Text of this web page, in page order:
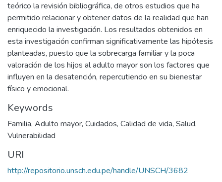
teórico la revisión bibliográfica, de otros estudios que ha
permitido relacionar y obtener datos de la realidad que han
enriquecido la investigación. Los resultados obtenidos en
esta investigación confirman significativamente las hipótesis
planteadas, puesto que la sobrecarga familiar y la poca
valoración de los hijos al adulto mayor son los factores que
influyen en la desatención, repercutiendo en su bienestar
físico y emocional.
Keywords
Familia, Adulto mayor, Cuidados, Calidad de vida, Salud,
Vulnerabilidad
URI
http://repositorio.unsch.edu.pe/handle/UNSCH/3682